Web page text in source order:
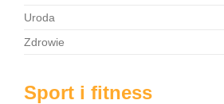
Uroda
Zdrowie
Sport i fitness